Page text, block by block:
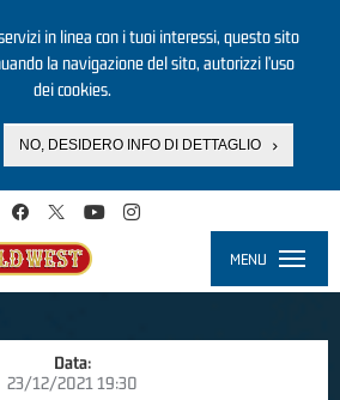
in linea con i tuoi interessi, questo sito
la navigazione del sito, autorizzi l’uso
dei cookies.
NO, DESIDERO INFO DI DETTAGLIO
MENU
Data:
23/12/2021 19:30